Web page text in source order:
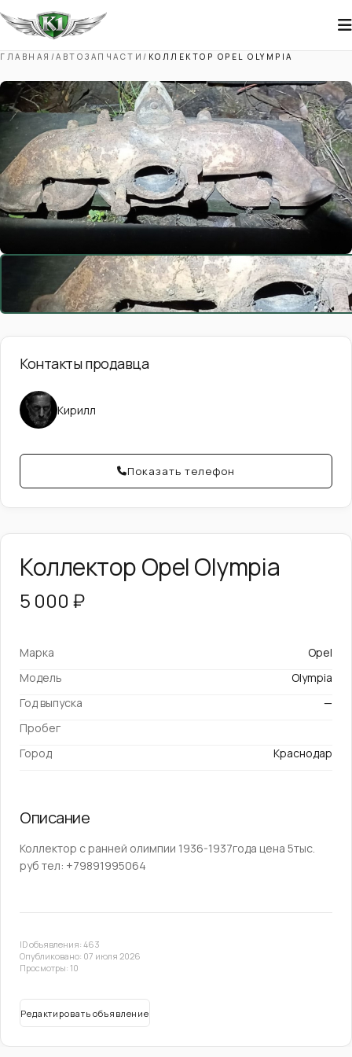
ГЛАВНАЯ /АВТОЗАПЧАСТИ / КОЛЛЕКТОР OPEL OLYMPIA
Контакты продавца
Кирилл
Показать телефон
Коллектор Opel Olympia
5 000 ₽
Марка
Opel
Модель
Olympia
Год выпуска
—
Пробег
Город
Краснодар
Описание
Коллектор с ранней олимпии 1936-1937года цена 5тыс.
руб тел: +79891995064
ID объявления: 463
Опубликовано: 07 июля 2026
Просмотры: 10
Редактировать объявление